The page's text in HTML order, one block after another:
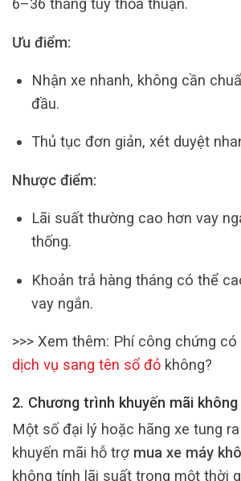
6–36 tháng tùy thỏa thuận.
Ưu điểm:
Nhận xe nhanh, không cần
đầu.
Thủ tục đơn giản, xét duyệt
Nhược điểm:
Lãi suất thường cao hơn vay
thống.
Khoản trả hàng tháng có thể
vay ngắn.
>>> Xem thêm: Phí công chứng
dịch vụ sang tên sổ đỏ không?
2. Chương trình khuyến mãi
Một số đại lý hoặc hãng xe tung
khuyến mãi hỗ trợ mua xe máy
không tính lãi suất trong một thời